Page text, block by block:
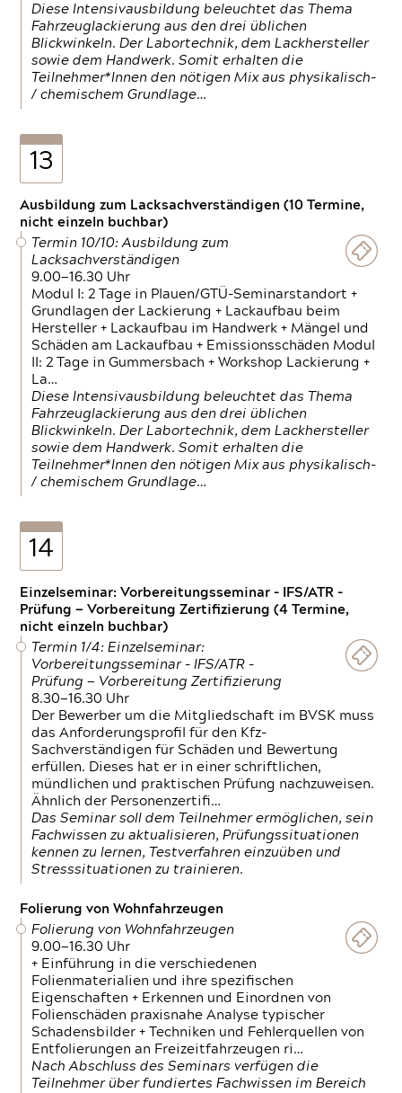
Diese Intensivausbildung beleuchtet das Thema
Fahrzeuglackierung aus den drei üblichen
Blickwinkeln. Der Labortechnik, dem Lackhersteller
sowie dem Handwerk. Somit erhalten die
Teilnehmer*Innen den nötigen Mix aus physikalisch-
/ chemischem Grundlage…
13
Ausbildung zum Lacksachverständigen (10 Termine,
nicht einzeln buchbar)
Termin 10/10: Ausbildung zum
Lacksachverständigen
9.00—16.30 Uhr
Modul I: 2 Tage in Plauen/GTÜ-Seminarstandort +
Grundlagen der Lackierung + Lackaufbau beim
Hersteller + Lackaufbau im Handwerk + Mängel und
Schäden am Lackaufbau + Emissionsschäden Modul
II: 2 Tage in Gummersbach + Workshop Lackierung +
La…
Diese Intensivausbildung beleuchtet das Thema
Fahrzeuglackierung aus den drei üblichen
Blickwinkeln. Der Labortechnik, dem Lackhersteller
sowie dem Handwerk. Somit erhalten die
Teilnehmer*Innen den nötigen Mix aus physikalisch-
/ chemischem Grundlage…
14
Einzelseminar: Vorbereitungsseminar - IFS/ATR -
Prüfung — Vorbereitung Zertifizierung (4 Termine,
nicht einzeln buchbar)
Termin 1/4: Einzelseminar:
Vorbereitungsseminar - IFS/ATR -
Prüfung — Vorbereitung Zertifizierung
8.30—16.30 Uhr
Der Bewerber um die Mitgliedschaft im BVSK muss
das Anforderungsprofil für den Kfz-
Sachverständigen für Schäden und Bewertung
erfüllen. Dieses hat er in einer schriftlichen,
mündlichen und praktischen Prüfung nachzuweisen.
Ähnlich der Personenzertifi…
Das Seminar soll dem Teilnehmer ermöglichen, sein
Fachwissen zu aktualisieren, Prüfungssituationen
kennen zu lernen, Testverfahren einzuüben und
Stresssituationen zu trainieren.
Folierung von Wohnfahrzeugen
Folierung von Wohnfahrzeugen
9.00—16.30 Uhr
+ Einführung in die verschiedenen
Folienmaterialien und ihre spezifischen
Eigenschaften + Erkennen und Einordnen von
Folienschäden praxisnahe Analyse typischer
Schadensbilder + Techniken und Fehlerquellen von
Entfolierungen an Freizeitfahrzeugen ri…
Nach Abschluss des Seminars verfügen die
Teilnehmer über fundiertes Fachwissen im Bereich